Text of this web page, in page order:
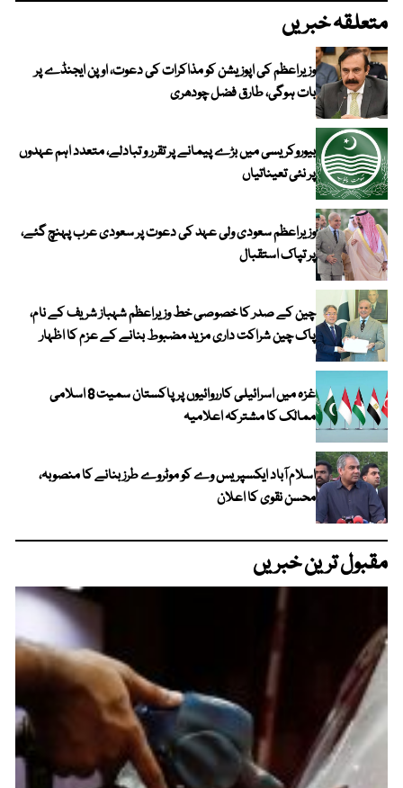
متعلقہ خبریں
وزیراعظم کی اپوزیشن کو مذاکرات کی دعوت، اوپن ایجنڈے پر
بات ہوگی، طارق فضل چودھری
بیوروکریسی میں بڑے پیمانے پر تقرر و تبادلے، متعدد اہم عہدوں
پر نئی تعیناتیاں
وزیراعظم سعودی ولی عہد کی دعوت پر سعودی عرب پہنچ گئے،
پر تپاک استقبال
چین کے صدر کا خصوصی خط وزیراعظم شہباز شریف کے نام،
پاک چین شراکت داری مزید مضبوط بنانے کے عزم کا اظہار
غزہ میں اسرائیلی کارروائیوں پر پاکستان سمیت 8 اسلامی
ممالک کا مشترکہ اعلامیہ
اسلام آباد ایکسپریس وے کو موٹروے طرز بنانے کا منصوبہ،
محسن نقوی کا اعلان
مقبول ترین خبریں